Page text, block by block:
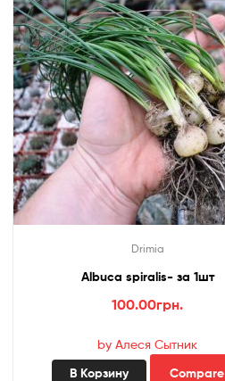
Drimia
Albuca spiralis- за 1шт
100.00грн.
by Алеся Сытник
В Корзину Compare